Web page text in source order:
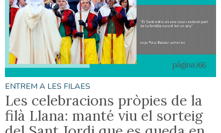
ENTREM A LES FILAES
Les celebracions pròpies de la
filà Llana: manté viu el sorteig